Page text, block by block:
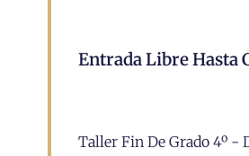
Entrada Libre Hasta
Taller Fin De Grado 4º -